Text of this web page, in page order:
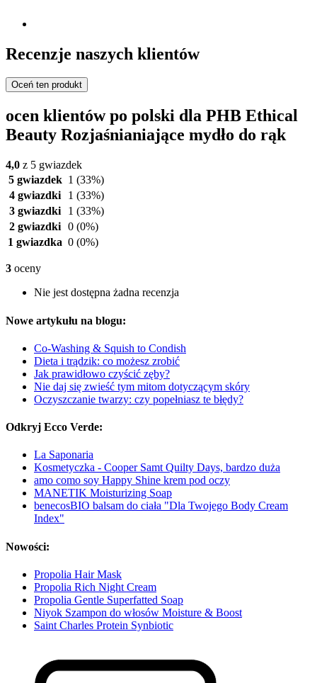
Recenzje naszych klientów
Oceń ten produkt
ocen klientów po polski dla PHB Ethical
Beauty Rozjaśnianiające mydło do rąk
4,0 z 5 gwiazdek
5 gwiazdek 1 (33%)
4 gwiazdki
1 (33%)
3 gwiazdki
1 (33%)
2 gwiazdki 0 (0%)
1 gwiazdka 0 (0%)
3 oceny
Nie jest dostępna żadna recenzja
Nowe artykułu na blogu:
Co-Washing & Squish to Condish
Dieta i trądzik: co możesz zrobić
Jak prawidłowo czyścić zęby?
Nie daj się zwieść tym mitom dotyczącym skóry
Oczyszczanie twarzy: czy popełniasz te błędy?
Odkryj Ecco Verde:
La Saponaria
Kosmetyczka - Cooper Samt Quilty Days, bardzo duża
amo como soy Happy Shine krem pod oczy
MANETIK Moisturizing Soap
benecosBIO balsam do ciała "Dla Twojego Body Cream
Index"
Nowości:
Propolia Hair Mask
Propolia Rich Night Cream
Propolia Gentle Superfatted Soap
Niyok Szampon do włosów Moisture & Boost
Saint Charles Protein Synbiotic